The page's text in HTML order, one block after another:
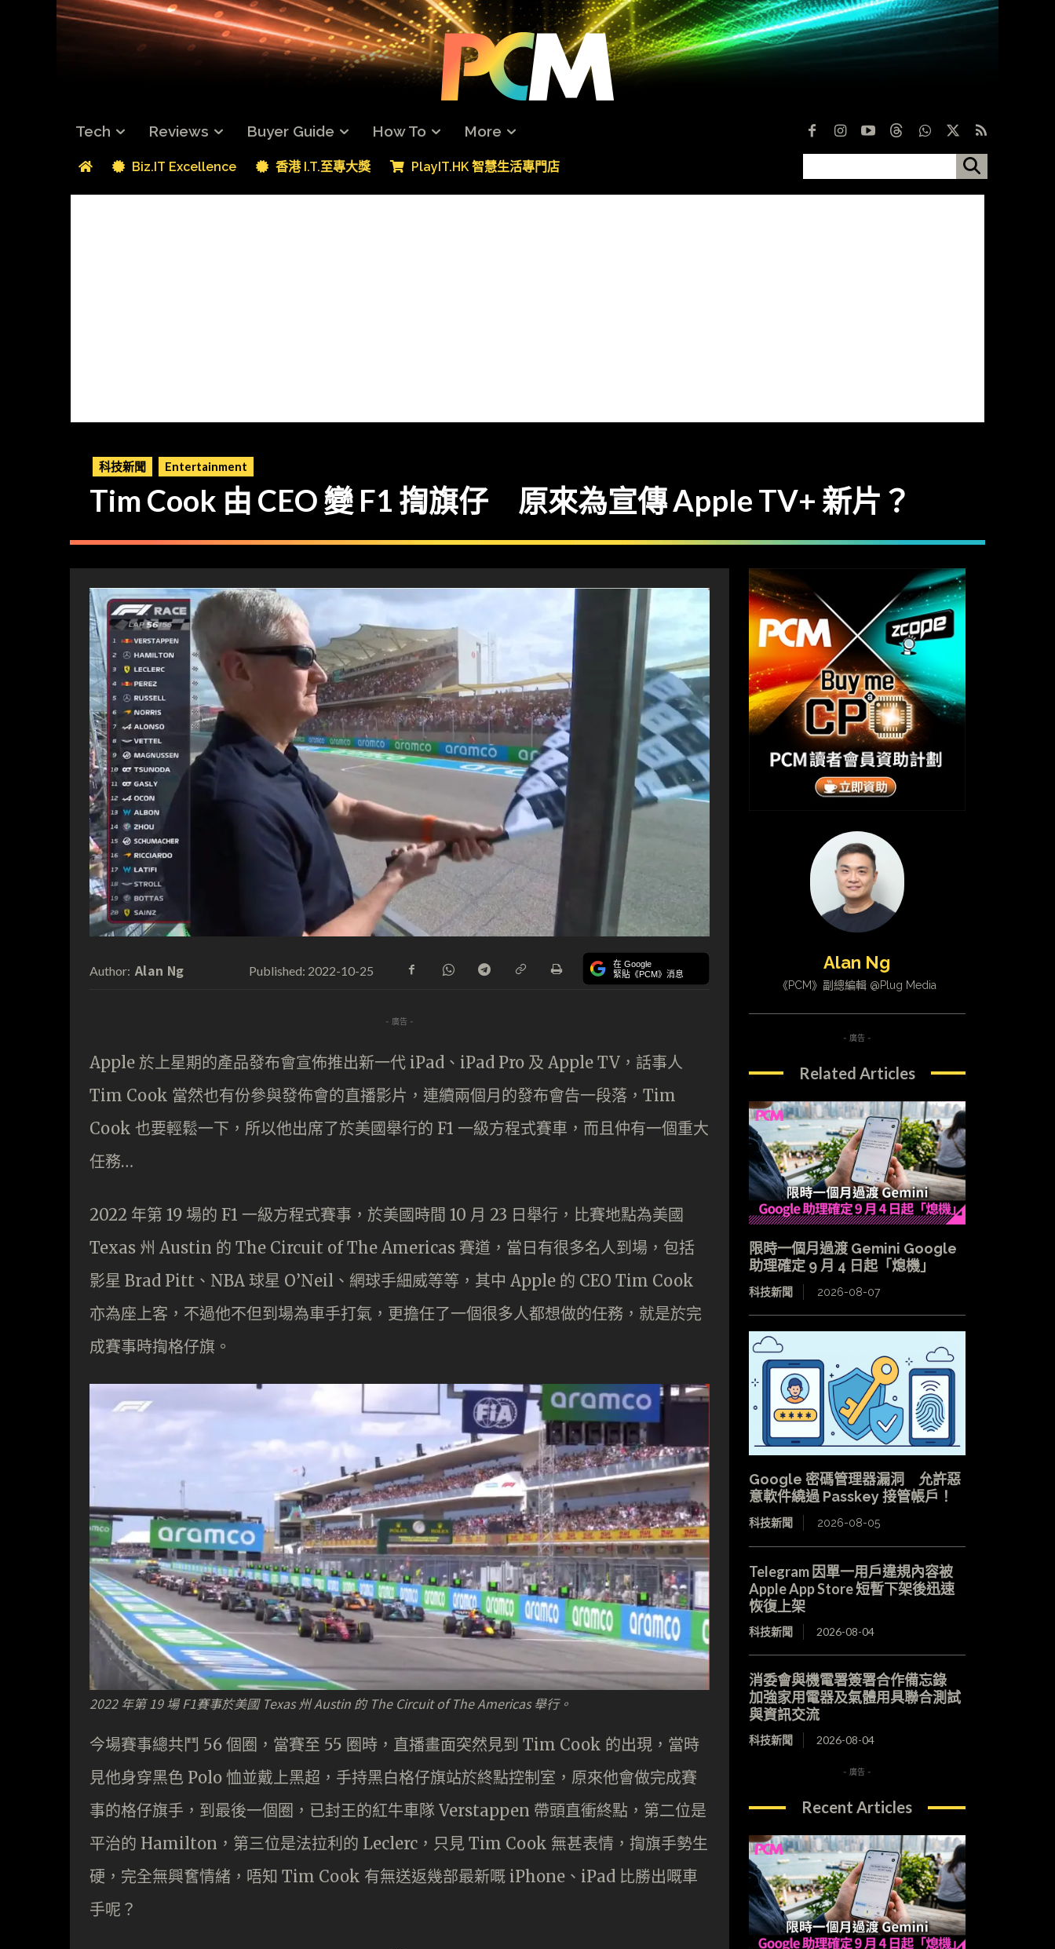
Tech Reviews Buyer Guide How To More
Biz.IT Excellence 香港 I.T.至專大獎 PlayIT.HK 智慧生活專門店
科技新聞 Entertainment
Tim Cook 由 CEO 變 F1 揈旗仔 原來為宣傳 Apple TV+ 新片？
Author: Alan Ng Published: 2022-10-25 在 Google
緊貼《PCM》消息
- 廣告 -
Apple 於上星期的產品發布會宣佈推出新一代 iPad、iPad Pro 及 Apple TV，話事人
Tim Cook 當然也有份參與發佈會的直播影片，連續兩個月的發布會告一段落，Tim
Cook 也要輕鬆一下，所以他出席了於美國舉行的 F1 一級方程式賽車，而且仲有一個重大
任務…
2022 年第 19 場的 F1 一級方程式賽事，於美國時間 10 月 23 日舉行，比賽地點為美國
Texas 州 Austin 的 The Circuit of The Americas 賽道，當日有很多名人到場，包括
影星 Brad Pitt、NBA 球星 O’Neil、網球手細威等等，其中 Apple 的 CEO Tim Cook
亦為座上客，不過他不但到場為車手打氣，更擔任了一個很多人都想做的任務，就是於完
成賽事時揈格仔旗。
2022 年第 19 場 F1賽事於美國 Texas 州 Austin 的 The Circuit of The Americas 舉行。
今場賽事總共鬥 56 個圈，當賽至 55 圈時，直播畫面突然見到 Tim Cook 的出現，當時
見他身穿黑色 Polo 恤並戴上黑超，手持黑白格仔旗站於終點控制室，原來他會做完成賽
事的格仔旗手，到最後一個圈，已封王的紅牛車隊 Verstappen 帶頭直衝終點，第二位是
平治的 Hamilton，第三位是法拉利的 Leclerc，只見 Tim Cook 無甚表情，揈旗手勢生
硬，完全無興𡚒情緒，唔知 Tim Cook 有無送返幾部最新嘅 iPhone、iPad 比勝出嘅車
手呢？
Alan Ng
《PCM》副總編輯 @Plug Media
- 廣告 -
Related Articles
限時一個月過渡 Gemini Google
助理確定 9 月 4 日起「熄機」
科技新聞 2026-08-07
Google 密碼管理器漏洞 允許惡
意軟件繞過 Passkey 接管帳戶！
科技新聞 2026-08-05
Telegram 因單一用戶違規內容被
Apple App Store 短暫下架後迅速
恢復上架
科技新聞 2026-08-04
消委會與機電署簽署合作備忘錄
加強家用電器及氣體用具聯合測試
與資訊交流
科技新聞 2026-08-04
- 廣告 -
Recent Articles